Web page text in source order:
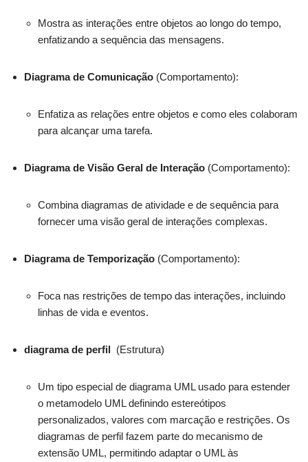
Mostra as interações entre objetos ao longo do tempo,
enfatizando a sequência das mensagens.
Diagrama de Comunicação (Comportamento):
Enfatiza as relações entre objetos e como eles colaboram
para alcançar uma tarefa.
Diagrama de Visão Geral de Interação (Comportamento):
Combina diagramas de atividade e de sequência para
fornecer uma visão geral de interações complexas.
Diagrama de Temporização (Comportamento):
Foca nas restrições de tempo das interações, incluindo
linhas de vida e eventos.
diagrama de perfil (Estrutura)
Um tipo especial de diagrama UML usado para estender
o metamodelo UML definindo estereótipos
personalizados, valores com marcação e restrições. Os
diagramas de perfil fazem parte do mecanismo de
extensão UML, permitindo adaptar o UML às